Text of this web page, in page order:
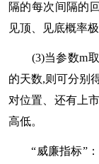
隔的每次间隔的
见顶、见底概率
(3)当参数m取
的天数,则可分别
对位置、还有上
高低。
“威廉指标”：